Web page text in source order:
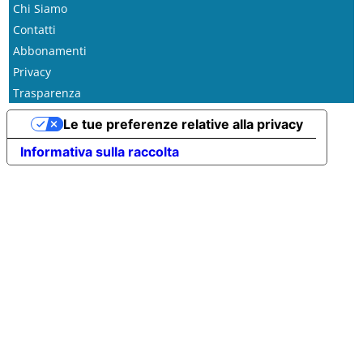
Chi Siamo
Contatti
Abbonamenti
Privacy
Trasparenza
Informativa sulla raccolta
Le tue preferenze relative alla privacy